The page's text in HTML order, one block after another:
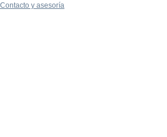
Contacto y asesoría